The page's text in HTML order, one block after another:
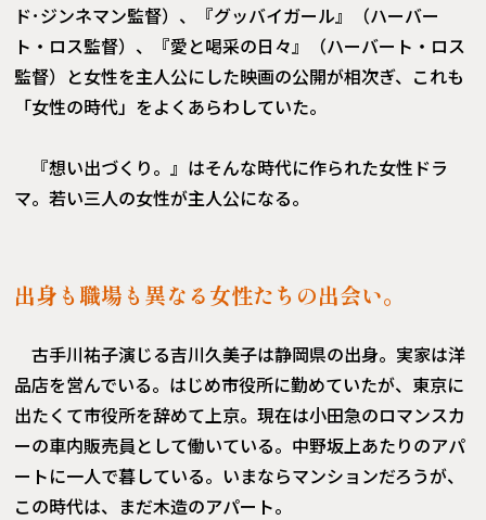
ド･ジンネマン監督）、『グッバイガール』（ハーバー
ト・ロス監督）、『愛と喝采の日々』（ハーバート・ロス
監督）と女性を主人公にした映画の公開が相次ぎ、これも
「女性の時代」をよくあらわしていた。
『想い出づくり。』はそんな時代に作られた女性ドラ
マ。若い三人の女性が主人公になる。
出身も職場も異なる女性たちの出会い。
古手川祐子演じる吉川久美子は静岡県の出身。実家は洋
品店を営んでいる。はじめ市役所に勤めていたが、東京に
出たくて市役所を辞めて上京。現在は小田急のロマンスカ
ーの車内販売員として働いている。中野坂上あたりのアパ
ートに一人で暮している。いまならマンションだろうが、
この時代は、まだ木造のアパート。